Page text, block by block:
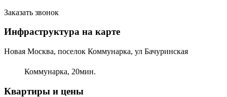
Заказать звонок
Инфраструктура на карте
Новая Москва, поселок Коммунарка, ул Бачуринская
Коммунарка, 20мин.
Квартиры и цены